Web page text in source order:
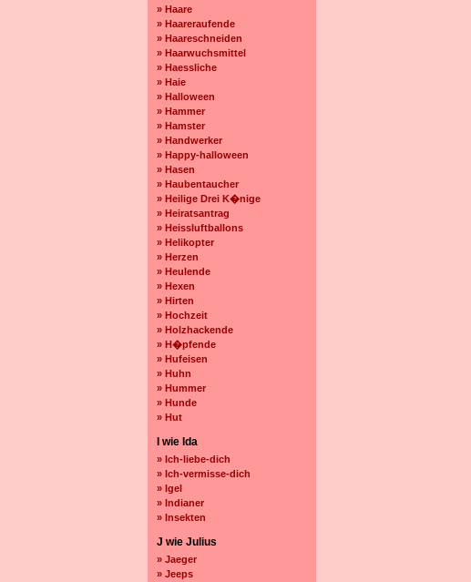
» Haare
» Haareraufende
» Haareschneiden
» Haarwuchsmittel
» Haessliche
» Haie
» Halloween
» Hammer
» Hamster
» Handwerker
» Happy-halloween
» Hasen
» Haubentaucher
» Heilige Drei K�nige
» Heiratsantrag
» Heissluftballons
» Helikopter
» Herzen
» Heulende
» Hexen
» Hirten
» Hochzeit
» Holzhackende
» H�pfende
» Hufeisen
» Huhn
» Hummer
» Hunde
» Hut
I wie Ida
» Ich-liebe-dich
» Ich-vermisse-dich
» Igel
» Indianer
» Insekten
J wie Julius
» Jaeger
» Jeeps